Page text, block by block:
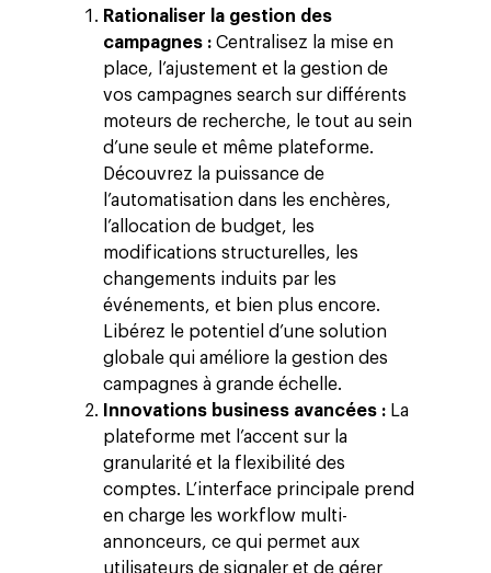
Rationaliser la gestion des
campagnes : Centralisez la mise en
place, l’ajustement et la gestion de
vos campagnes search sur différents
moteurs de recherche, le tout au sein
d’une seule et même plateforme.
Découvrez la puissance de
l’automatisation dans les enchères,
l’allocation de budget, les
modifications structurelles, les
changements induits par les
événements, et bien plus encore.
Libérez le potentiel d’une solution
globale qui améliore la gestion des
campagnes à grande échelle.
Innovations business avancées : La
plateforme met l’accent sur la
granularité et la flexibilité des
comptes. L’interface principale prend
en charge les workflow multi-
annonceurs, ce qui permet aux
utilisateurs de signaler et de gérer